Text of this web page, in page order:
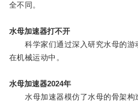
全不同。
水母加速器打不开
科学家们通过深入研究水母的游
在机械运动中。
水母加速器2024年
水母加速器模仿了水母的骨架构